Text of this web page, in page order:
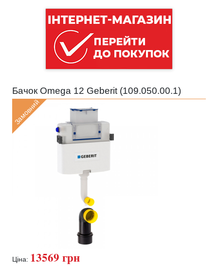
Бачок Omega 12 Geberit (109.050.00.1)
Замовний
Ціна: 13569 грн